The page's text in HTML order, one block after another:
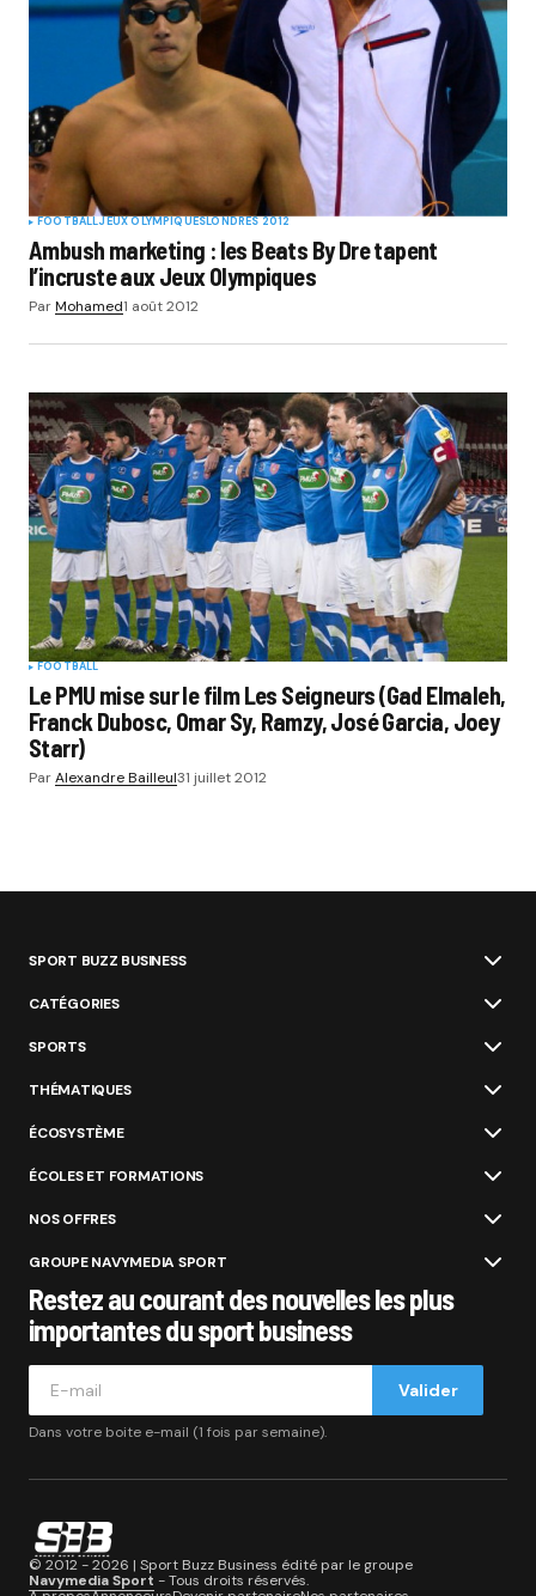
FOOTBALLJEUX OLYMPIQUESLONDRES 2012
Ambush marketing : les Beats By Dre tapent
l’incruste aux Jeux Olympiques
ParMohamed1 août 2012
FOOTBALL
Le PMU mise sur le film Les Seigneurs (Gad Elmaleh,
Franck Dubosc, Omar Sy, Ramzy, José Garcia, Joey
Starr)
ParAlexandre Bailleul31 juillet 2012
SPORT BUZZ BUSINESS
CATÉGORIES
SPORTS
THÉMATIQUES
ÉCOSYSTÈME
ÉCOLES ET FORMATIONS
NOS OFFRES
GROUPE NAVYMEDIA SPORT
Restez au courant des nouvelles les plus
importantes du sport business
Valider
Dans votre boite e-mail (1 fois par semaine).
© 2012 - 2026 | Sport Buzz Business édité par le groupe
Navymedia Sport - Tous droits réservés.